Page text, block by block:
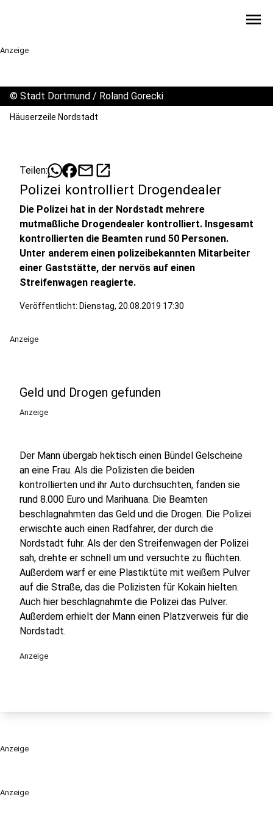
menu
Anzeige
Anzeige
© Stadt Dortmund / Roland Gorecki
Häuserzeile Nordstadt
Teilen: mailopen_in_new
Polizei kontrolliert Drogendealer
Die Polizei hat in der Nordstadt mehrere
mutmaßliche Drogendealer kontrolliert. Insgesamt
kontrollierten die Beamten rund 50 Personen.
Unter anderem einen polizeibekannten Mitarbeiter
einer Gaststätte, der nervös auf einen
Streifenwagen reagierte.
Veröffentlicht: Dienstag, 20.08.2019 17:30
Anzeige
Geld und Drogen gefunden
Anzeige
Der Mann übergab hektisch einen Bündel Gelscheine
an eine Frau. Als die Polizisten die beiden
kontrollierten und ihr Auto durchsuchten, fanden sie
rund 8.000 Euro und Marihuana. Die Beamten
beschlagnahmten das Geld und die Drogen. Die Polizei
erwischte auch einen Radfahrer, der durch die
Nordstadt fuhr. Als der den Streifenwagen der Polizei
sah, drehte er schnell um und versuchte zu flüchten.
Außerdem warf er eine Plastiktüte mit weißem Pulver
auf die Straße, das die Polizisten für Kokain hielten.
Auch hier beschlagnahmte die Polizei das Pulver.
Außerdem erhielt der Mann einen Platzverweis für die
Nordstadt.
Anzeige
Anzeige